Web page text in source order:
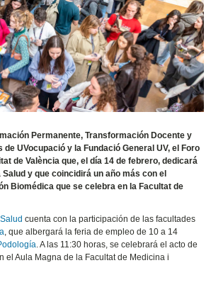
Permanente, Transformación Docente y
de UVocupació y la Fundació General UV, el Foro
de València que, el día 14 de febrero, dedicará
y que coincidirá un año más con el
Biomédica que se celebra en la Facultat de
cuenta con la participación de las facultades
, que albergará la feria de empleo de 10 a 14
. A las 11:30 horas, se celebrará el acto de
el Aula Magna de la Facultat de Medicina i